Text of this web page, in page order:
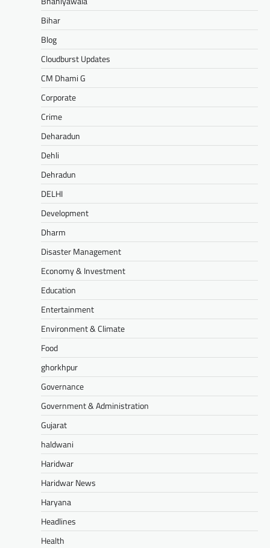
Bihar
Blog
Cloudburst Updates
CM Dhami G
Corporate
Crime
Deharadun
Dehli
Dehradun
DELHI
Development
Dharm
Disaster Management
Economy & Investment
Education
Entertainment
Environment & Climate
Food
ghorkhpur
Governance
Government & Administration
Gujarat
haldwani
Haridwar
Haridwar News
Haryana
Headlines
Health